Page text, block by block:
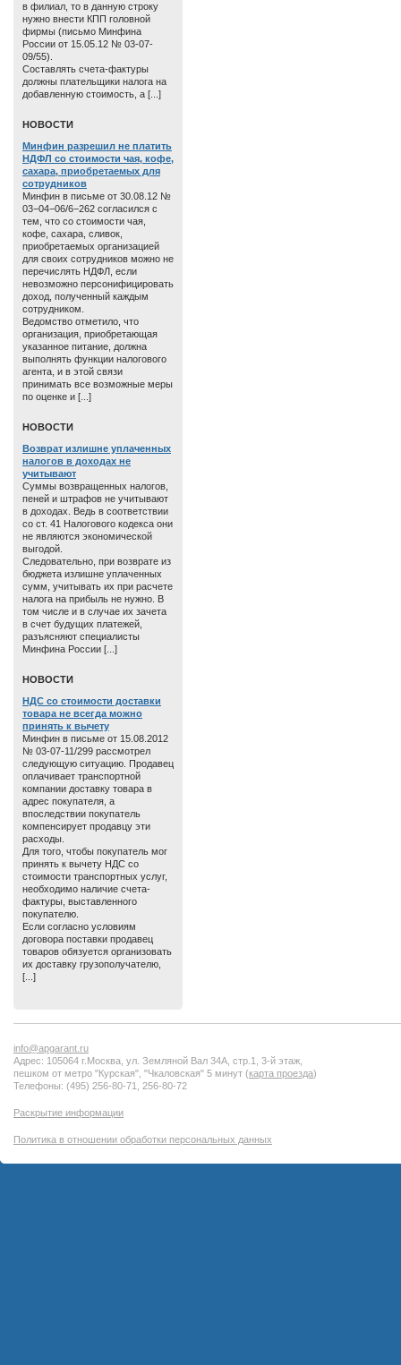
в филиал, то в данную строку
нужно внести КПП головной
фирмы (письмо Минфина
России от 15.05.12 № 03-07-
09/55).
Составлять счета-фактуры
должны плательщики налога на
добавленную стоимость, а [...]
HОВОСТИ
Минфин разрешил не платить
НДФЛ со стоимости чая, кофе,
сахара, приобретаемых для
сотрудников
Минфин в письме от 30.08.12 №
03−04−06/6−262 согласился с
тем, что со стоимости чая,
кофе, сахара, сливок,
приобретаемых организацией
для своих сотрудников можно не
перечислять НДФЛ, если
невозможно персонифицировать
доход, полученный каждым
сотрудником.
Ведомство отметило, что
организация, приобретающая
указанное питание, должна
выполнять функции налогового
агента, и в этой связи
принимать все возможные меры
по оценке и [...]
HОВОСТИ
Возврат излишне уплаченных
налогов в доходах не
учитывают
Суммы возвращенных налогов,
пеней и штрафов не учитывают
в доходах. Ведь в соответствии
со ст. 41 Налогового кодекса они
не являются экономической
выгодой.
Следовательно, при возврате из
бюджета излишне уплаченных
сумм, учитывать их при расчете
налога на прибыль не нужно. В
том числе и в случае их зачета
в счет будущих платежей,
разъясняют специалисты
Минфина России [...]
HОВОСТИ
НДС со стоимости доставки
товара не всегда можно
принять к вычету
Минфин в письме от 15.08.2012
№ 03-07-11/299 рассмотрел
следующую ситуацию. Продавец
оплачивает транспортной
компании доставку товара в
адрес покупателя, а
впоследствии покупатель
компенсирует продавцу эти
расходы.
Для того, чтобы покупатель мог
принять к вычету НДС со
стоимости транспортных услуг,
необходимо наличие счета-
фактуры, выставленного
покупателю.
Если согласно условиям
договора поставки продавец
товаров обязуется организовать
их доставку грузополучателю,
[...]
info@apgarant.ru
Адрес: 105064 г.Москва, ул. Земляной Вал 34А, стр.1, 3-й этаж,
пешком от метро "Курская", "Чкаловская" 5 минут (карта проезда)
Телефоны: (495) 256-80-71, 256-80-72
Раскрытие информации
Политика в отношении обработки персональных данных